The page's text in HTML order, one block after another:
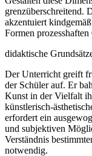
grenzüberschreitend.
akzentuiert
Formen prozesshaften
didaktische
Der Unterricht greift
der Schüler auf. Er
Kunst in der Vielfalt
künstlerisch-
erfordert ein
und subjektiven
Verständnis
notwendig.